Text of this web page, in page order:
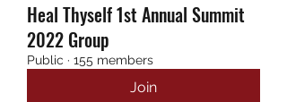
Heal Thyself 1st Annual Summit
2022 Group
Public · 155 members
Join